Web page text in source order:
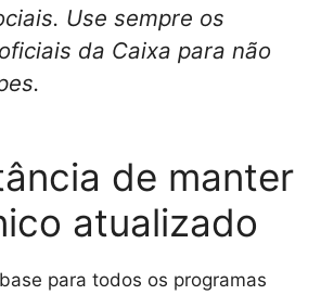
Use sempre os
da Caixa para não
de manter
atualizado
para todos os programas